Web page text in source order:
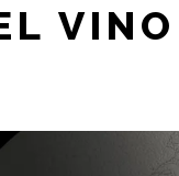
VINO